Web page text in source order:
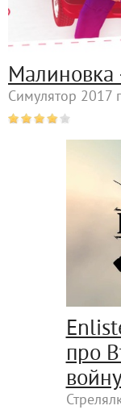
Малиновка
Симулятор 2017
про